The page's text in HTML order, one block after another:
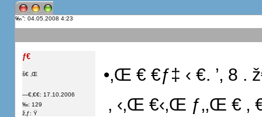
”: 04.05.2008 4:23
ƒ€
š€ ‚Œ
—€‚€€: 17.10.2006
‰: 129
ž‚ƒ: Ÿ
•‚Œ € €ƒ‡ ‹ €. ’‚ 8
 ‚ ‹‚Œ €‹‚Œ ƒ‚‚Œ €